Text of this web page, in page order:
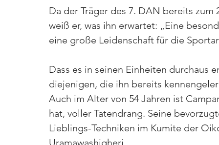
Da der Träger des 7. DAN bereits
weiß er, was ihn erwartet: „Eine
eine große Leidenschaft für die
Dass es in seinen Einheiten durchaus
diejenigen, die ihn bereits
Auch im Alter von 54 Jahren ist
hat, voller Tatendrang. Seine
Lieblings-Techniken im Kumite der
Uramawashigheri.